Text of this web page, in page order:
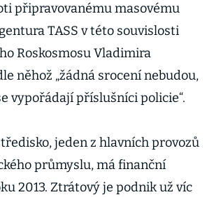
připravovanému masovému
TASS v této souvislosti
Roskosmosu Vladimira
něhož „žádná srocení nebudou,
vypořádají příslušníci policie“.
jeden z hlavních provozů
průmyslu, má finanční
2013. Ztrátový je podnik už víc